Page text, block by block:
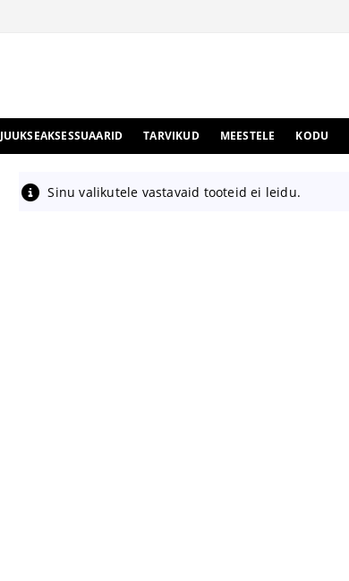
JUUKSEAKSESSUAARID TARVIKUD MEESTELE KODU
Sinu valikutele vastavaid tooteid ei leidu.